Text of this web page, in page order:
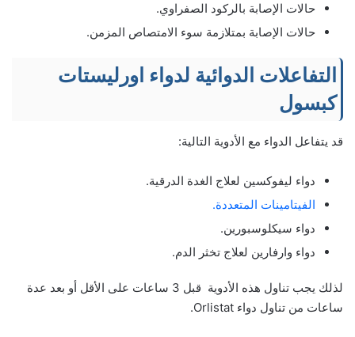
حالات الإصابة بالركود الصفراوي.
حالات الإصابة بمتلازمة سوء الامتصاص المزمن.
التفاعلات الدوائية لدواء اورليستات
كبسول
قد يتفاعل الدواء مع الأدوية التالية:
دواء ليفوكسين لعلاج الغدة الدرقية.
الفيتامينات المتعددة.
دواء سيكلوسبورين.
دواء وارفارين لعلاج تخثر الدم.
لذلك يجب تناول هذه الأدوية قبل 3 ساعات على الأقل أو بعد عدة
ساعات من تناول دواء Orlistat.